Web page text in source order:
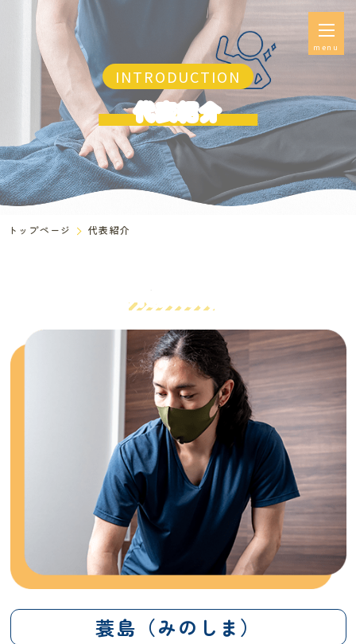
menu
INTRODUCTION
代表紹介
トップページ 代表紹介
代表紹介
蓑島（みのしま）